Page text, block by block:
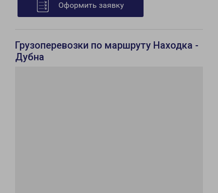
Оформить заявку
Грузоперевозки по маршруту Находка -
Дубна